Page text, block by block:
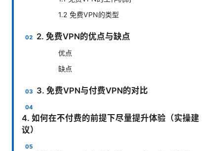
1.2 免费VPN的类型
2. 免费VPN的优点与缺点
优点
缺点
3. 免费VPN与付费VPN的对比
4. 如何在不付费的前提下尽量提升体验（实操建
议）